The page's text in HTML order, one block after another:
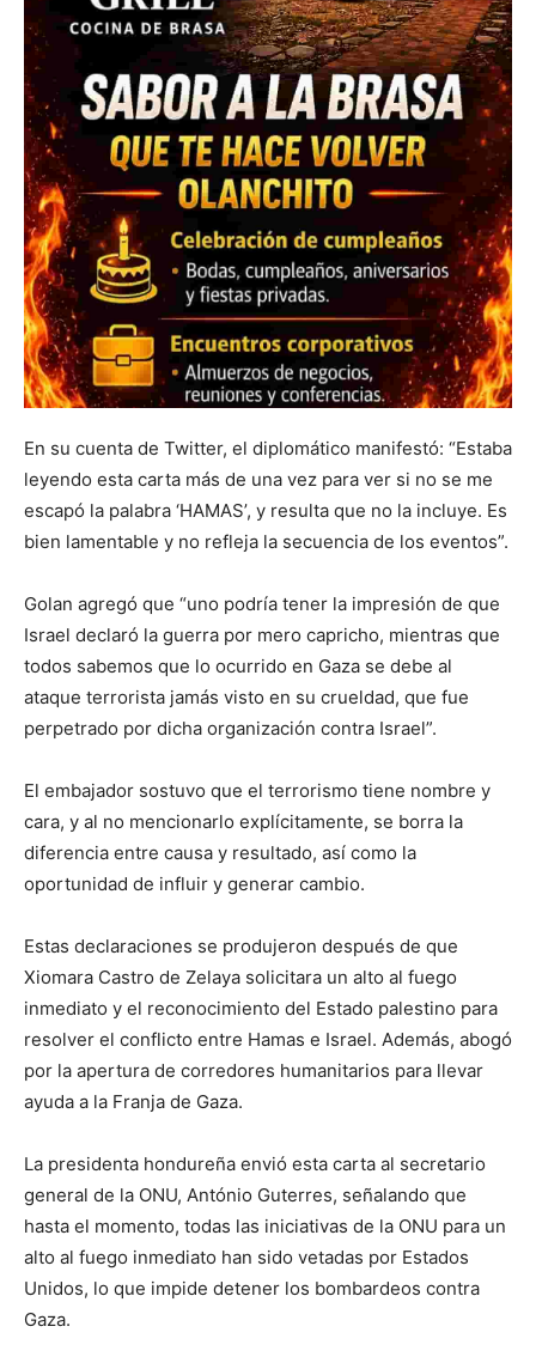
En su cuenta de Twitter, el diplomático manifestó: “Estaba
leyendo esta carta más de una vez para ver si no se me
escapó la palabra ‘HAMAS’, y resulta que no la incluye. Es
bien lamentable y no refleja la secuencia de los eventos”.
Golan agregó que “uno podría tener la impresión de que
Israel declaró la guerra por mero capricho, mientras que
todos sabemos que lo ocurrido en Gaza se debe al
ataque terrorista jamás visto en su crueldad, que fue
perpetrado por dicha organización contra Israel”.
El embajador sostuvo que el terrorismo tiene nombre y
cara, y al no mencionarlo explícitamente, se borra la
diferencia entre causa y resultado, así como la
oportunidad de influir y generar cambio.
Estas declaraciones se produjeron después de que
Xiomara Castro de Zelaya solicitara un alto al fuego
inmediato y el reconocimiento del Estado palestino para
resolver el conflicto entre Hamas e Israel. Además, abogó
por la apertura de corredores humanitarios para llevar
ayuda a la Franja de Gaza.
La presidenta hondureña envió esta carta al secretario
general de la ONU, António Guterres, señalando que
hasta el momento, todas las iniciativas de la ONU para un
alto al fuego inmediato han sido vetadas por Estados
Unidos, lo que impide detener los bombardeos contra
Gaza.